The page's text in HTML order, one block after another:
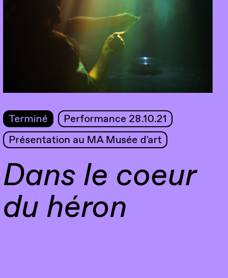
Terminé
Performance 28.10.21
Présentation au MA Musée d'art
Dans le coeur
du héron